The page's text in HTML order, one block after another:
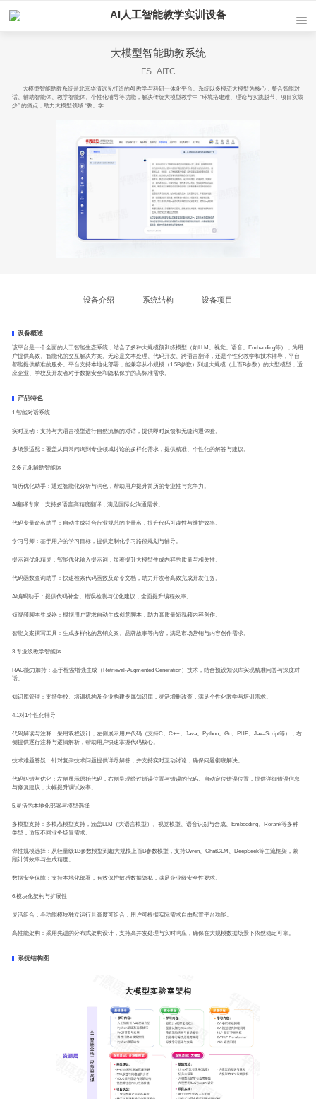
AI人工智能教学实训设备
大模型智能助教系统
FS_AITC
大模型智能助教系统是北京华清远见打造的AI 教学与科研一体化平台。系统以多模态大模型为核心，整合智能对
话、辅助智能体、教学智能体、个性化辅导等功能，解决传统大模型教学中 “环境搭建难、理论与实践脱节、项目实战
少” 的痛点，助力大模型领域 “教、学
设备介绍 系统结构 设备项目
设备概述
该平台是一个全面的人工智能生态系统，结合了多种大规模预训练模型（如LLM、视觉、语音、Embedding等），为用
户提供高效、智能化的交互解决方案。无论是文本处理、代码开发、跨语言翻译，还是个性化教学和技术辅导，平台
都能提供精准的服务。平台支持本地化部署，能兼容从小规模（1.5B参数）到超大规模（上百B参数）的大型模型，适
应企业、学校及开发者对于数据安全和隐私保护的高标准需求。
产品特色
1.智能对话系统
实时互动：支持与大语言模型进行自然流畅的对话，提供即时反馈和无缝沟通体验。
多场景适配：覆盖从日常问询到专业领域讨论的多样化需求，提供精准、个性化的解答与建议。
2.多元化辅助智能体
简历优化助手：通过智能化分析与润色，帮助用户提升简历的专业性与竞争力。
AI翻译专家：支持多语言高精度翻译，满足国际化沟通需求。
代码变量命名助手：自动生成符合行业规范的变量名，提升代码可读性与维护效率。
学习导师：基于用户的学习目标，提供定制化学习路径规划与辅导。
提示词优化精灵：智能优化输入提示词，显著提升大模型生成内容的质量与相关性。
代码函数查询助手：快速检索代码函数及命令文档，助力开发者高效完成开发任务。
AI编码助手：提供代码补全、错误检测与优化建议，全面提升编程效率。
短视频脚本生成器：根据用户需求自动生成创意脚本，助力高质量短视频内容创作。
智能文案撰写工具：生成多样化的营销文案、品牌故事等内容，满足市场营销与内容创作需求。
3.专业级教学智能体
RAG能力加持：基于检索增强生成（Retrieval-Augmented Generation）技术，结合预设知识库实现精准问答与深度对
话。
知识库管理：支持学校、培训机构及企业构建专属知识库，灵活增删改查，满足个性化教学与培训需求。
4.1对1个性化辅导
代码解读与注释：采用双栏设计，左侧展示用户代码（支持C、C++、Java、Python、Go、PHP、JavaScript等），右
侧提供逐行注释与逻辑解析，帮助用户快速掌握代码核心。
技术难题答疑：针对复杂技术问题提供详尽解答，并支持实时互动讨论，确保问题彻底解决。
代码纠错与优化：左侧显示原始代码，右侧呈现经过错误位置与错误的代码。自动定位错误位置，提供详细错误信息
与修复建议，大幅提升调试效率。
5.灵活的本地化部署与模型选择
多模型支持：多模态模型支持，涵盖LLM（大语言模型）、视觉模型、语音识别与合成、Embedding、Rerank等多种
类型，适应不同业务场景需求。
弹性规模选择：从轻量级1B参数模型到超大规模上百B参数模型，支持Qwen、ChatGLM、DeepSeek等主流框架，兼
顾计算效率与生成精度。
数据安全保障：支持本地化部署，有效保护敏感数据隐私，满足企业级安全性要求。
6.模块化架构与扩展性
灵活组合：各功能模块独立运行且高度可组合，用户可根据实际需求自由配置平台功能。
高性能架构：采用先进的分布式架构设计，支持高并发处理与实时响应，确保在大规模数据场景下依然稳定可靠。
系统结构图